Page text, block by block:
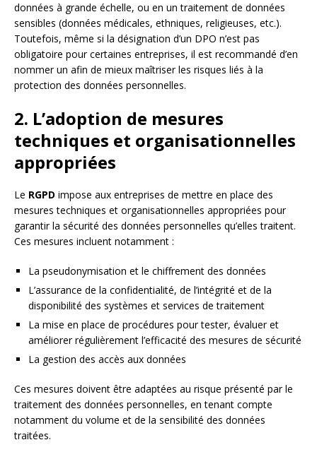
données à grande échelle, ou en un traitement de données
sensibles (données médicales, ethniques, religieuses, etc.).
Toutefois, même si la désignation d’un DPO n’est pas
obligatoire pour certaines entreprises, il est recommandé d’en
nommer un afin de mieux maîtriser les risques liés à la
protection des données personnelles.
2. L’adoption de mesures
techniques et organisationnelles
appropriées
Le RGPD impose aux entreprises de mettre en place des
mesures techniques et organisationnelles appropriées pour
garantir la sécurité des données personnelles qu’elles traitent.
Ces mesures incluent notamment :
La pseudonymisation et le chiffrement des données
L’assurance de la confidentialité, de l’intégrité et de la
disponibilité des systèmes et services de traitement
La mise en place de procédures pour tester, évaluer et
améliorer régulièrement l’efficacité des mesures de sécurité
La gestion des accès aux données
Ces mesures doivent être adaptées au risque présenté par le
traitement des données personnelles, en tenant compte
notamment du volume et de la sensibilité des données
traitées.